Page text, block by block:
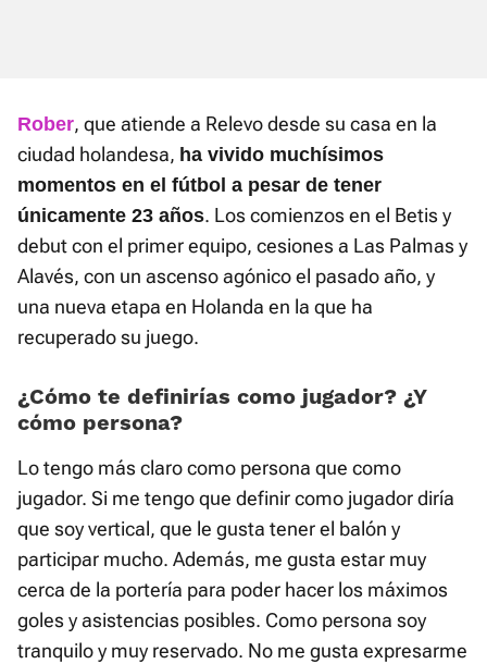
Rober, que atiende a Relevo desde su casa en la
ciudad holandesa, ha vivido muchísimos
momentos en el fútbol a pesar de tener
únicamente 23 años. Los comienzos en el Betis y
debut con el primer equipo, cesiones a Las Palmas y
Alavés, con un ascenso agónico el pasado año, y
una nueva etapa en Holanda en la que ha
recuperado su juego.
¿Cómo te definirías como jugador? ¿Y
cómo persona?
Lo tengo más claro como persona que como
jugador. Si me tengo que definir como jugador diría
que soy vertical, que le gusta tener el balón y
participar mucho. Además, me gusta estar muy
cerca de la portería para poder hacer los máximos
goles y asistencias posibles. Como persona soy
tranquilo y muy reservado. No me gusta expresarme